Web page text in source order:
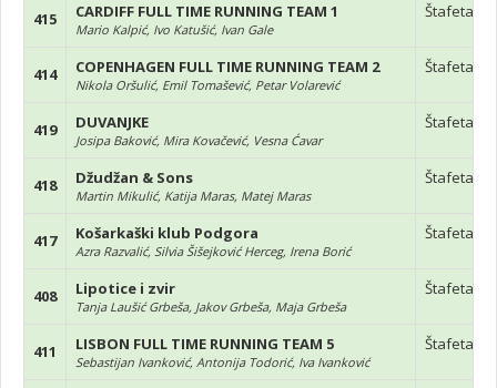
415 CARDIFF FULL TIME RUNNING TEAM 1
Mario Kalpić, Ivo Katušić, Ivan Gale
Štafeta
414 COPENHAGEN FULL TIME RUNNING TEAM 2
Nikola Oršulić, Emil Tomašević, Petar Volarević
Štafeta
419 DUVANJKE
Josipa Baković, Mira Kovačević, Vesna Ćavar
Štafeta
418 Džudžan & Sons
Martin Mikulić, Katija Maras, Matej Maras
Štafeta
417 Košarkaški klub Podgora
Azra Razvalić, Silvia Šišejković Herceg, Irena Borić
Štafeta
408 Lipotice i zvir
Tanja Laušić Grbeša, Jakov Grbeša, Maja Grbeša
Štafeta
411 LISBON FULL TIME RUNNING TEAM 5
Sebastijan Ivanković, Antonija Todorić, Iva Ivanković
Štafeta